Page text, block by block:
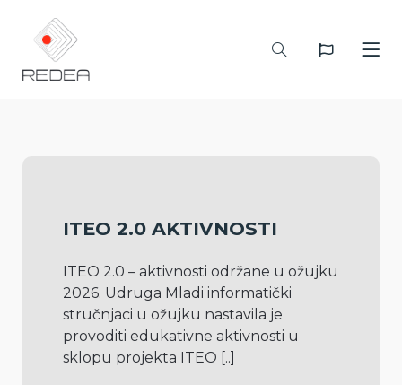
ITEO 2.0 AKTIVNOSTI
ITEO 2.0 – aktivnosti održane u ožujku
2026. Udruga Mladi informatički
stručnjaci u ožujku nastavila je
provoditi edukativne aktivnosti u
sklopu projekta ITEO [..]